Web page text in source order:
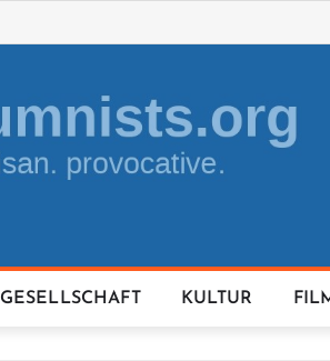
GESELLSCHAFT KULTUR